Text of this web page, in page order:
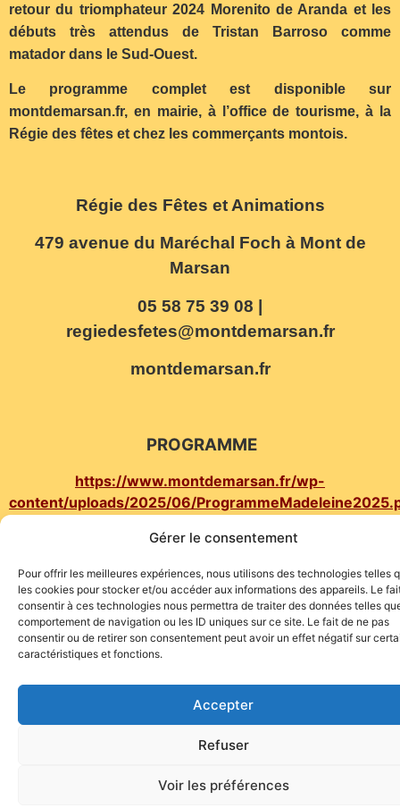
Gérer le consentement
Pour offrir les meilleures expériences, nous utilisons des technologies telles
les cookies pour stocker et/ou accéder aux informations des appareils. Le
consentir à ces technologies nous permettra de traiter des données telles
comportement de navigation ou les ID uniques sur ce site. Le fait de ne pas
consentir ou de retirer son consentement peut avoir un effet négatif sur
caractéristiques et fonctions.
Accepter
Refuser
Voir les préférences
retour du triomphateur 2024 Morenito de Aranda et les
débuts très attendus de Tristan Barroso comme
matador dans le Sud-Ouest.
Le programme complet est disponible sur
montdemarsan.fr, en mairie, à l’office de tourisme, à la
Régie des fêtes et chez les commerçants montois.
Régie des Fêtes et Animations
479 avenue du Maréchal Foch à Mont de
Marsan
05 58 75 39 08 |
regiedesfetes@montdemarsan.fr
montdemarsan.fr
PROGRAMME
https://www.montdemarsan.fr/wp-
content/uploads/2025/06/
Site de l'association TOROFIESTA